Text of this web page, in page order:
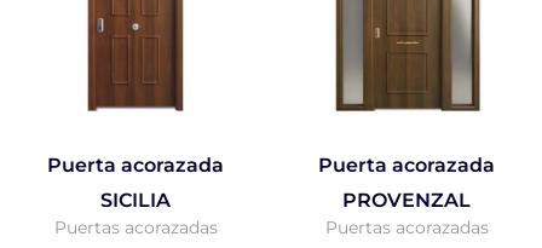
Puerta acorazada
SICILIA
Puertas acorazadas
Puerta acorazada
PROVENZAL
Puertas acorazadas